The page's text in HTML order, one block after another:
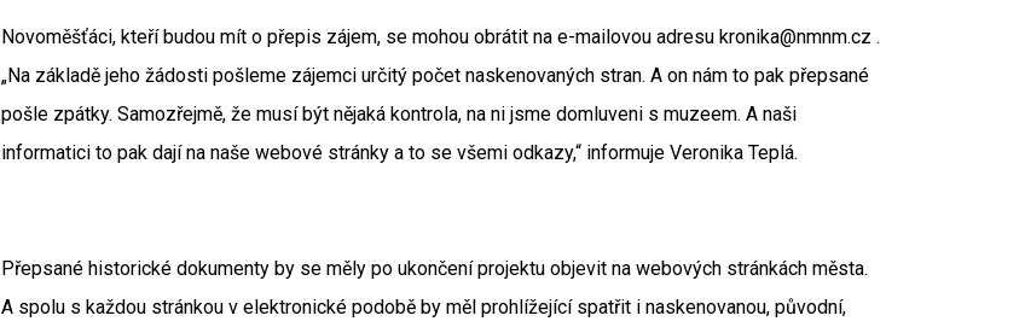
Novoměšťáci, kteří budou mít o přepis zájem, se mohou obrátit na e-mailovou adresu kronika@nmnm.cz .
„Na základě jeho žádosti pošleme zájemci určitý počet naskenovaných stran. A on nám to pak přepsané
pošle zpátky. Samozřejmě, že musí být nějaká kontrola, na ni jsme domluveni s muzeem. A naši
informatici to pak dají na naše webové stránky a to se všemi odkazy,“ informuje Veronika Teplá.
Přepsané historické dokumenty by se měly po ukončení projektu objevit na webových stránkách města.
A spolu s každou stránkou v elektronické podobě by měl prohlížející spatřit i naskenovanou, původní,